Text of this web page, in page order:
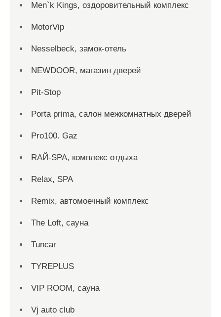
Men`k Kings, оздоровительный комплекс
MotorVip
Nesselbeck, замок-отель
NEWDOOR, магазин дверей
Pit-Stop
Porta prima, салон межкомнатных дверей
Pro100. Gaz
RAЙ-SPA, комплекс отдыха
Relax, SPA
Remix, автомоечный комплекс
The Loft, сауна
Tuncar
TYREPLUS
VIP ROOM, сауна
Vj auto club